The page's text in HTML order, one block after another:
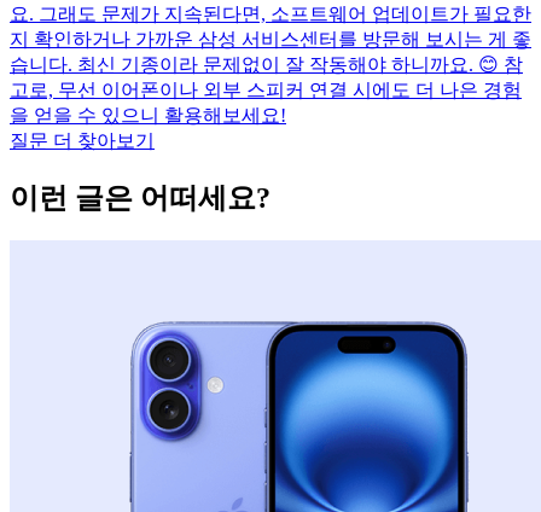
요. 그래도 문제가 지속된다면, 소프트웨어 업데이트가 필요한
지 확인하거나 가까운 삼성 서비스센터를 방문해 보시는 게 좋
습니다. 최신 기종이라 문제없이 잘 작동해야 하니까요. 😊 참
고로, 무선 이어폰이나 외부 스피커 연결 시에도 더 나은 경험
을 얻을 수 있으니 활용해보세요!
질문 더 찾아보기
이런 글은 어떠세요?